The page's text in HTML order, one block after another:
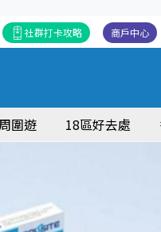
商戶中心
社群打卡攻略
圍遊 18區好去處